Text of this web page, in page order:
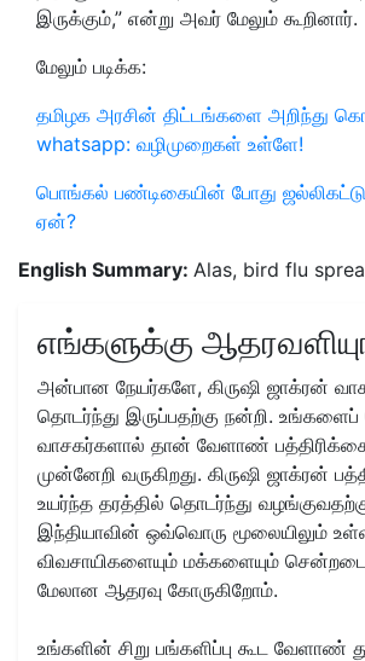
இருக்கும்,” என்று அவர் மேலும் கூறினார்.
மேலும் படிக்க:
தமிழக அரசின் திட்டங்களை அறிந்து
whatsapp: வழிமுறைகள் உள்ளே!
பொங்கல் பண்டிகையின் போது ஜல்லிகட்டு
ஏன்?
English Summary: Alas, bird flu
எங்களுக்கு
அன்பான நேயர்களே, கிருஷி ஜாக்ரன்
தொடர்ந்து இருப்பதற்கு நன்றி.
வாசகர்களால் தான் வேளாண்
முன்னேறி வருகிறது. கிருஷி ஜாக்ரன்
உயர்ந்த தரத்தில் தொடர்ந்து
இந்தியாவின் ஒவ்வொரு மூலையிலும்
விவசாயிகளையும் மக்களையும்
மேலான ஆதரவு கோருகிறோம்.
உங்களின் சிறு பங்களிப்பு கூட வேளாண்